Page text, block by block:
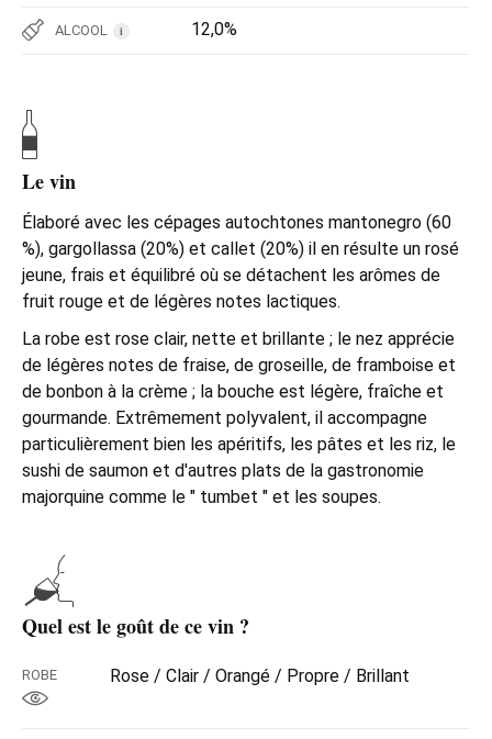
ALCOOL i 12,0%
Le vin
Élaboré avec les cépages autochtones mantonegro (60
%), gargollassa (20%) et callet (20%) il en résulte un rosé
jeune, frais et équilibré où se détachent les arômes de
fruit rouge et de légères notes lactiques.
La robe est rose clair, nette et brillante ; le nez apprécie
de légères notes de fraise, de groseille, de framboise et
de bonbon à la crème ; la bouche est légère, fraîche et
gourmande. Extrêmement polyvalent, il accompagne
particulièrement bien les apéritifs, les pâtes et les riz, le
sushi de saumon et d'autres plats de la gastronomie
majorquine comme le " tumbet " et les soupes.
Quel est le goût de ce vin ?
ROBE Rose / Clair / Orangé / Propre / Brillant